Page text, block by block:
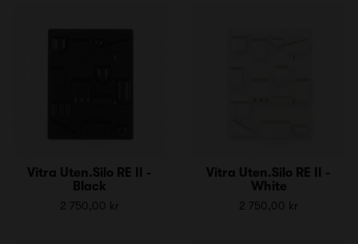
Vitra Uten.Silo RE II -
Black
2 750,00 kr
Vitra Uten.Silo RE II -
White
2 750,00 kr